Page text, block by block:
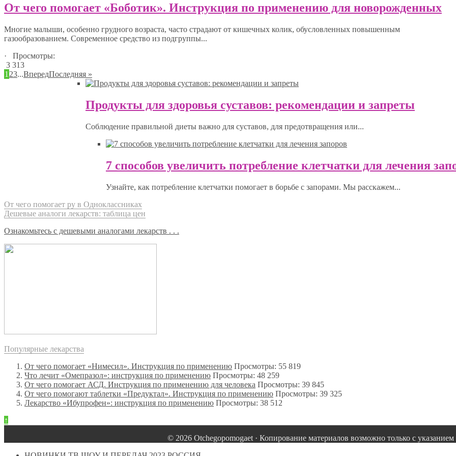
От чего помогает «Боботик». Инструкция по применению для новорожденных
Многие малыши, особенно грудного возраста, часто страдают от кишечных колик, обусловленных повышенным
газообразованием. Современное средство из подгруппы...
· Просмотры:
3 313
1 23...ВпередПоследняя »
Продукты для здоровья суставов: рекомендации и запреты
Соблюдение правильной диеты важно для суставов, для предотвращения или...
7 способов увеличить потребление клетчатки для лечения
Узнайте, как потребление клетчатки помогает в борьбе с запорами. Мы расскажем...
От чего помогает ру в Одноклассниках
Дешевые аналоги лекарств: таблица цен
Ознакомьтесь с дешевыми аналогами лекарств . . .
Популярные лекарства
От чего помогает «Нимесил». Инструкция по применению Просмотры: 55 819
Что лечит «Омепразол»: инструкция по применению Просмотры: 48 259
От чего помогает АСД. Инструкция по применению для человека Просмотры: 39 845
От чего помогают таблетки «Предуктал». Инструкция по применению Просмотры: 39 325
Лекарство «Ибупрофен»: инструкция по применению Просмотры: 38 512
↑
© 2026 Оtchegopomogaet · Копирование материалов возможно только с